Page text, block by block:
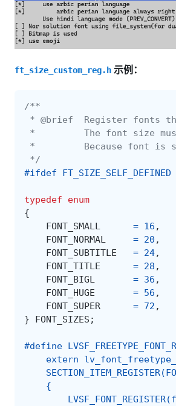
ft_size_custom_reg.h 示例：
/**
* @brief  Register fonts
*         The font size
*         Because font is
*/
#ifdef FT_SIZE_SELF_DEFINED
typedef
enum
{
FONT_SMALL
= 16 ,
FONT_NORMAL
= 20 ,
FONT_SUBTITLE
= 24,
FONT_TITLE
= 28 ,
FONT_BIGL
= 36 ,
FONT_HUGE
= 56 ,
FONT_SUPER
= 72 ,
}
FONT_SIZES ;
#define
extern
{